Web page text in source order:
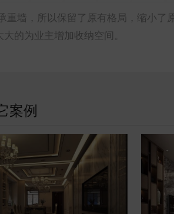
重墙，所以保留了原有格局，缩小
的为业主增加收纳空间。
案例